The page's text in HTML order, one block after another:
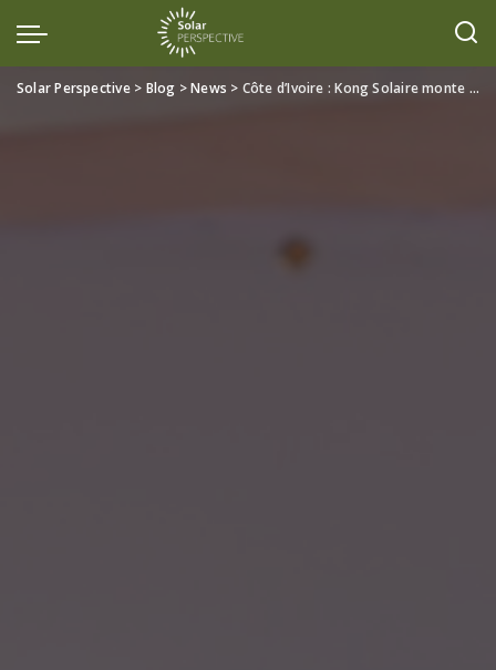
Solar Perspective> Blog >News > Côte d’Ivoire : Kong Solaire monte en chantier — 50 MWc dans le Tchologo, AXIAN Energy et InfraCo Africa à la manœuvre